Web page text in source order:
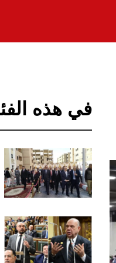
في هذه